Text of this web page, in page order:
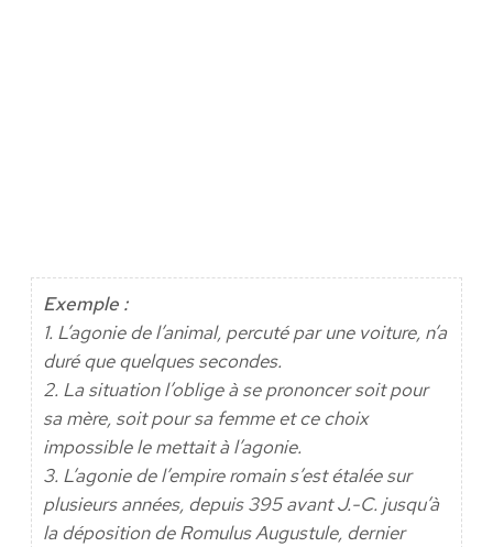
Exemple :
1. L’agonie de l’animal, percuté par une voiture, n’a
duré que quelques secondes.
2. La situation l’oblige à se prononcer soit pour
sa mère, soit pour sa femme et ce choix
impossible le mettait à l’agonie.
3. L’agonie de l’empire romain s’est étalée sur
plusieurs années, depuis 395 avant J.-C. jusqu’à
la déposition de Romulus Augustule, dernier